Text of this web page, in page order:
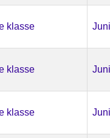
klasse
klasse
klasse